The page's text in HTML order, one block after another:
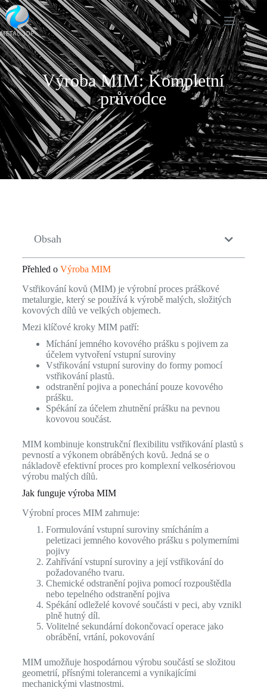
Výroba MIM: Kompletní
průvodce
Obsah
Přehled o Výroba MIM
Vstřikování kovů (MIM) je výrobní proces práškové
metalurgie, který se používá k výrobě malých, složitých
kovových dílů ve velkých objemech.
Mezi klíčové kroky MIM patří:
Míchání jemného kovového prášku s pojivem za
účelem vytvoření vstupní suroviny
Vstřikování vstupní suroviny do formy pomocí
vstřikování plastů.
odstranění pojiva a ponechání pouze kovového
prášku.
Spékání za účelem zhutnění prášku na pevnou
kovovou součást.
MIM kombinuje konstrukční flexibilitu vstřikování plastů s
pevností a výkonem obráběných kovů. Jedná se o
nákladově efektivní proces pro komplexní velkosériovou
výrobu malých dílů.
Jak funguje výroba MIM
Výrobní proces MIM zahrnuje:
Formulování vstupní suroviny smícháním a
peletizaci jemného kovového prášku s polymerními
pojivy
Zahřívání vstupní suroviny a její vstřikování do
požadovaného tvaru.
Chemické odstranění pojiva pomocí rozpouštědla
nebo tepelného odstranění pojiva
Spékání odleželé kovové součásti v peci, aby vznikl
plně hutný díl.
Volitelné sekundární dokončovací operace jako
obrábění, vrtání, pokovování
MIM umožňuje hospodárnou výrobu součástí se složitou
geometrií, přísnými tolerancemi a vynikajícími
mechanickými vlastnostmi.